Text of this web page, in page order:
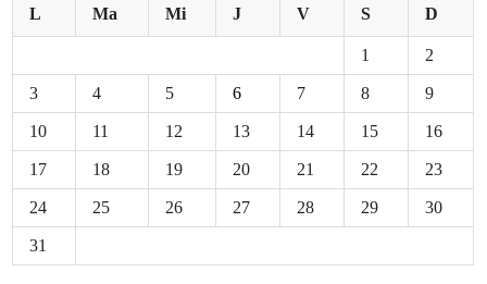
L Ma Mi J V S D
1 2
3 4 5 6 7 8 9
10 11 12 13 14 15 16
17 18 19 20 21 22 23
24 25 26 27 28 29 30
31